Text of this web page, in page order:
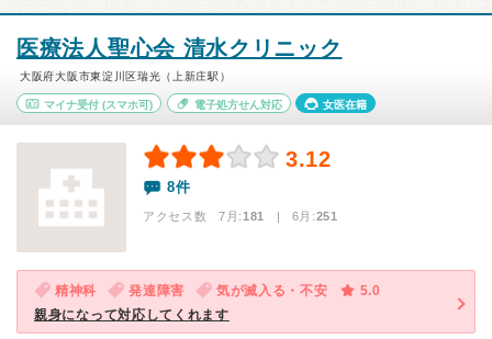
医療法人聖心会 清水クリニック
大阪府大阪市東淀川区瑞光（上新庄駅）
マイナ受付 (スマホ可) 電子処方せん対応 女医在籍
3.12
8件
アクセス数 7月:181 | 6月:251
精神科 発達障害 気が滅入る・不安
5.0
親身になって対応してくれます